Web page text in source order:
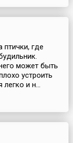
птички, где
может быть
устроить
и н...